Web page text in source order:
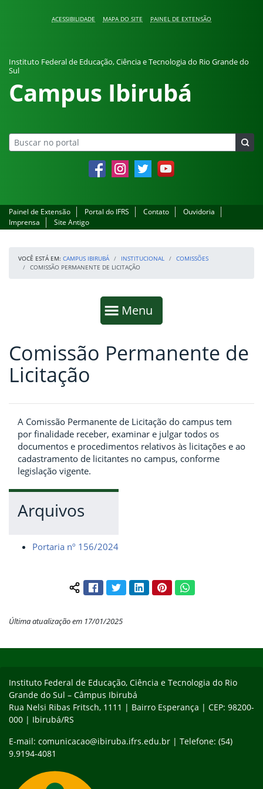
ACESSIBILIDADE MAPA DO SITE PAINEL DE EXTENSÃO
Instituto Federal de Educação, Ciência e Tecnologia do Rio Grande do
Sul
Campus Ibirubá
FacebookInstagramTwitter YouTube
Painel de Extensão Portal do IFRS Contato
Ouvidoria
Imprensa
Site Antigo
VOCÊ ESTÁ EM: CAMPUS IBIRUBÁ INSTITUCIONAL
COMISSÕES
COMISSÃO PERMANENTE DE LICITAÇÃO
Mostrar
Menu
Fim da navegação
Início do conteúdo
Comissão Permanente de
Licitação
A Comissão Permanente de Licitação do campus tem
por finalidade receber, examinar e julgar todos os
documentos e procedimentos relativos às licitações e ao
cadastramento de licitantes no campus, conforme
legislação vigente.
Arquivos
Portaria nº 156/2024
Compartilhar conteúdo:
FacebookTwitterLinkedInPinterestWhatsApp
Última atualização em 17/01/2025
Instituto Federal de Educação, Ciência e Tecnologia do Rio
Grande do Sul – Câmpus Ibirubá
Rua Nelsi Ribas Fritsch, 1111 | Bairro Esperança | CEP: 98200-
000 | Ibirubá/RS
E-mail: comunicacao@ibiruba.ifrs.edu.br | Telefone: (54)
9.9194-4081